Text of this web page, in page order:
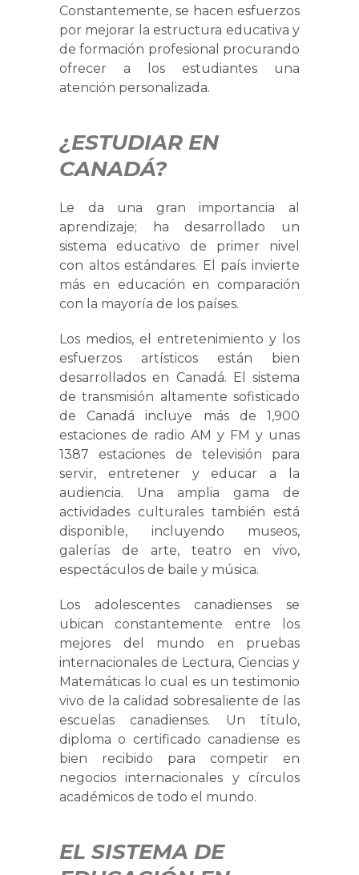
Constantemente, se hacen esfuerzos
por mejorar la estructura educativa y
de formación profesional procurando
ofrecer a los estudiantes una
atención personalizada.
¿ESTUDIAR EN
CANADÁ?
Le da una gran importancia al
aprendizaje; ha desarrollado un
sistema educativo de primer nivel
con altos estándares. El país invierte
más en educación en comparación
con la mayoría de los países.
Los medios, el entretenimiento y los
esfuerzos artísticos están bien
desarrollados en Canadá. El sistema
de transmisión altamente sofisticado
de Canadá incluye más de 1,900
estaciones de radio AM y FM y unas
1387 estaciones de televisión para
servir, entretener y educar a la
audiencia. Una amplia gama de
actividades culturales también está
disponible, incluyendo museos,
galerías de arte, teatro en vivo,
espectáculos de baile y música.
Los adolescentes canadienses se
ubican constantemente entre los
mejores del mundo en pruebas
internacionales de Lectura, Ciencias y
Matemáticas lo cual es un testimonio
vivo de la calidad sobresaliente de las
escuelas canadienses. Un título,
diploma o certificado canadiense es
bien recibido para competir en
negocios internacionales y círculos
académicos de todo el mundo.
EL SISTEMA DE